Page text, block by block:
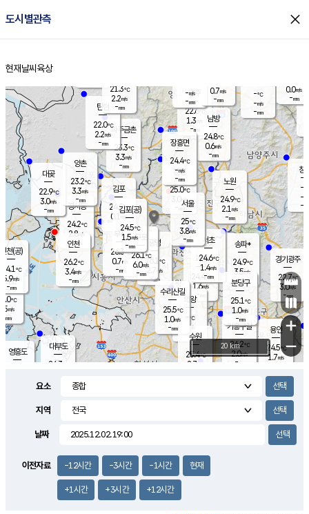
도시별관측 close
홈
현재날씨 육상
의도
℃
m/s
mm
영흥도
양주
22.6℃
1.3
-mm
과천
24.4℃
1.6m/s
- mm
용인
24.5℃
1.7m/s
경기광주
22.7℃
3.0m/s
-mm
1.6m/s
대부도
24.3
경서동
24.2℃
2.8 m/s
-mm
파주금촌
23.3℃
3.3m/s
-mm
-℃
-m/s
-mm
대곶
22.9℃
3.0m/s
-mm
창
-
-m/
-
탄현
22.0℃
2.2m/s
-mm
0.0m/s
-mm
의왕
- ℃
m/s
mm
김포
24.9℃
0.1 m/s
mm
광명
26.1
℃
2.7 m/s
-mm
부천
26.3℃
0.7m/s
-mm
양촌
23.2℃
3.3m/s
-mm
구로
26.1℃
6.0m/s
-mm
은평
25.0℃
3.0 m/s
- mm
노원
24.9℃
2.1 m/s
-mm
송파*
24.9℃
3.5m/s
-mm
서초
24.6℃
1.4m/s
-mm
남방
24.8℃
0.6m/s
-mm
기흥구갈
24.2℃
2.0m/s
-
수리산길
25.5℃
1.0m/s
-mm
분당구
25.1℃
1.0m/s
-mm
장흥면
24.4℃
-m/s
-mm
-m/s
-mm
인천(공)
24.1℃
5.9m/s
-mm
김포(공)
24.5℃
1.5m/s
-mm
수원
25.4℃
2.7 m/s
인천
26.2℃
3.4m/s
-mm
서울
25℃
3.8m/s
-mm
21.3℃
2.2m/s
-mm
0.7m/s
-mm
+
−
20 km
요소
지역
날짜
이전자료 -12시간 -3시간 -1시간 현재
+1시간 +3시간 +12시간